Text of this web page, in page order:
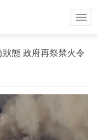
態 政府再祭禁火令